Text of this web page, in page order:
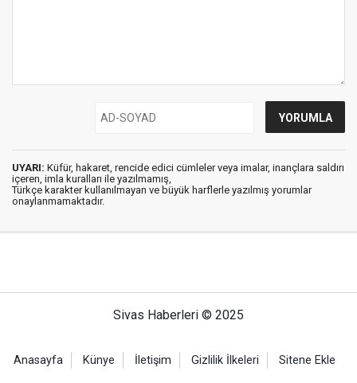
UYARI: Küfür, hakaret, rencide edici cümleler veya imalar, inançlara saldırı
içeren, imla kuralları ile yazılmamış,
Türkçe karakter kullanılmayan ve büyük harflerle yazılmış yorumlar
onaylanmamaktadır.
Sivas Haberleri © 2025
Anasayfa Künye İletişim Gizlilik İlkeleri Sitene Ekle